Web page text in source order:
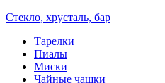
Стекло, хрусталь, бар
Тарелки
Пиалы
Миски
Чайные чашки